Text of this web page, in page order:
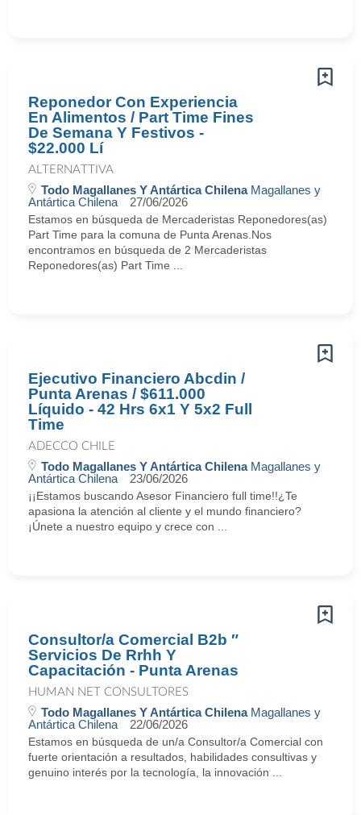
Reponedor Con Experiencia
En Alimentos / Part Time Fines
De Semana Y Festivos -
$22.000 Lí
ALTERNATTIVA
Todo Magallanes Y Antártica ChilenaMagallanes y
Antártica Chilena
27/06/2026
Estamos en búsqueda de Mercaderistas Reponedores(as)
Part Time para la comuna de Punta Arenas.Nos
encontramos en búsqueda de 2 Mercaderistas
Reponedores(as) Part Time ...
Ejecutivo Financiero Abcdin /
Punta Arenas / $611.000
Líquido - 42 Hrs 6x1 Y 5x2 Full
Time
ADECCO CHILE
Todo Magallanes Y Antártica ChilenaMagallanes y
Antártica Chilena
23/06/2026
¡¡Estamos buscando Asesor Financiero full time!!¿Te
apasiona la atención al cliente y el mundo financiero?
¡Únete a nuestro equipo y crece con ...
Consultor/a Comercial B2b ″
Servicios De Rrhh Y
Capacitación - Punta Arenas
HUMAN NET CONSULTORES
Todo Magallanes Y Antártica ChilenaMagallanes y
Antártica Chilena
22/06/2026
Estamos en búsqueda de un/a Consultor/a Comercial con
fuerte orientación a resultados, habilidades consultivas y
genuino interés por la tecnología, la innovación ...